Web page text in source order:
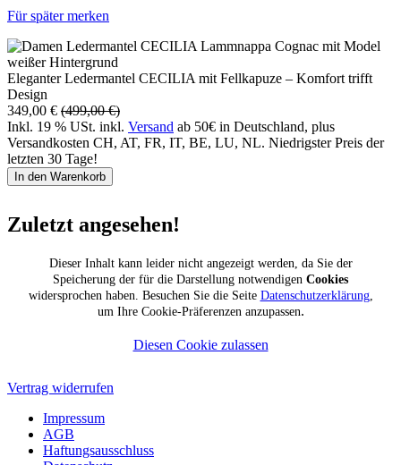
Für später merken
Eleganter Ledermantel CECILIA mit Fellkapuze – Komfort trifft
Design
349,00 € (499,00 €)
Inkl. 19 % USt. inkl. Versand ab 50€ in Deutschland, plus
Versandkosten CH, AT, FR, IT, BE, LU, NL. Niedrigster Preis der
letzten 30 Tage!
In den Warenkorb
Zuletzt angesehen!
Dieser Inhalt kann leider nicht angezeigt werden, da Sie der
Speicherung der für die Darstellung notwendigen Cookies
widersprochen haben. Besuchen Sie die Seite Datenschutzerklärung,
um Ihre Cookie-Präferenzen anzupassen.
Diesen Cookie zulassen
Vertrag widerrufen
Impressum
AGB
Haftungsausschluss